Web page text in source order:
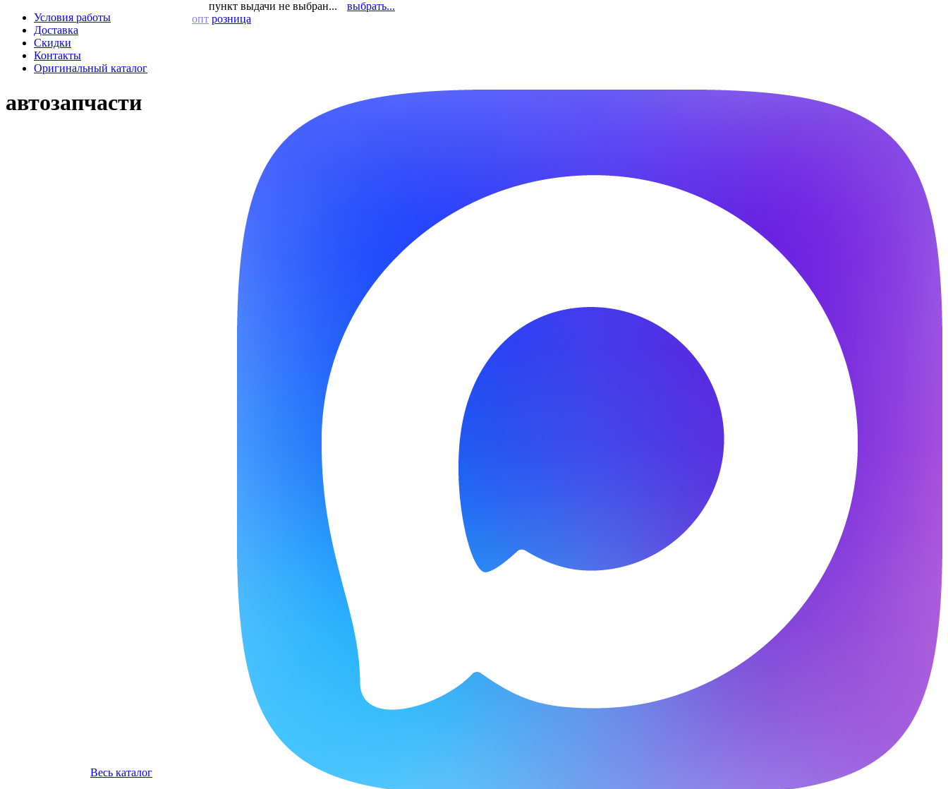
Условия работы
Доставка
Скидки
Контакты
Оригинальный каталог
пункт выдачи не выбран...
выбрать...
опт розница
автозапчасти
Весь каталог